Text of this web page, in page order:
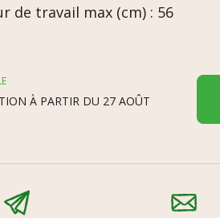
de travail max (cm) : 56
À PARTIR DU 27 AOÛT